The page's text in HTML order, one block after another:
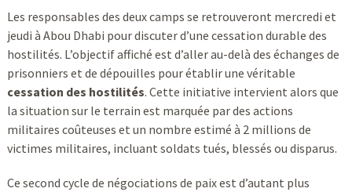
Les responsables des deux camps se retrouveront mercredi et
jeudi à Abou Dhabi pour discuter d’une cessation durable des
hostilités. L’objectif affiché est d’aller au-delà des échanges de
prisonniers et de dépouilles pour établir une véritable
cessation des hostilités. Cette initiative intervient alors que
la situation sur le terrain est marquée par des actions
militaires coûteuses et un nombre estimé à 2 millions de
victimes militaires, incluant soldats tués, blessés ou disparus.
Ce second cycle de négociations de paix est d’autant plus